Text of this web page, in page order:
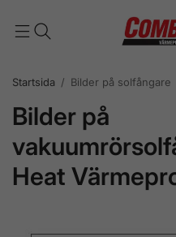
Startsida / Bilder på solfångare
Bilder på
Heat